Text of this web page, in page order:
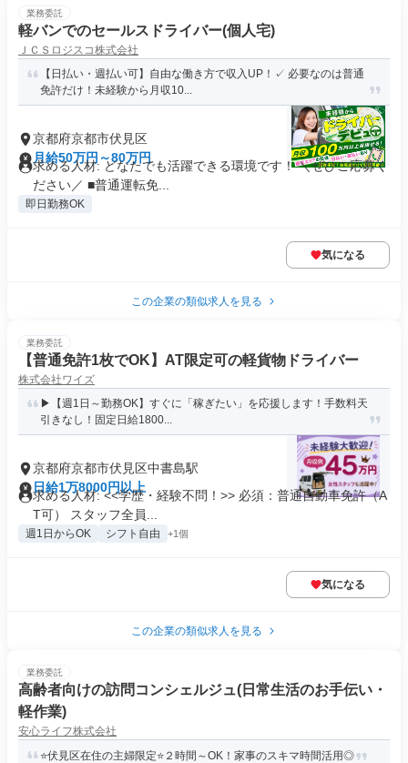
業務委託
軽バンでのセールスドライバー(個人宅)
ＪＣＳロジスコ株式会社
【日払い・週払い可】自由な働き方で収入UP！✓ 必要なのは普通
免許だけ！未経験から月収10...
京都府京都市伏見区
月給50万円～80万円
求める人材: どなたでも活躍できる環境です！ ＼ぜひご応募く
ださい／ ■普通運転免...
即日勤務OK
気になる
この企業の類似求人を見る
業務委託
【普通免許1枚でOK】AT限定可の軽貨物ドライバー
株式会社ワイズ
▶【週1日～勤務OK】すぐに「稼ぎたい」を応援します！手数料天
引きなし！固定日給1800...
京都府京都市伏見区中書島駅
日給1万8000円以上
求める人材: <<学歴・経験不問！>> 必須：普通自動車免許（A
T可） スタッフ全員...
週1日からOK シフト自由 +1個
気になる
この企業の類似求人を見る
業務委託
高齢者向けの訪問コンシェルジュ(日常生活のお手伝い・
軽作業)
安心ライフ株式会社
⭐伏見区在住の主婦限定⭐２時間～OK！家事のスキマ時間活用◎